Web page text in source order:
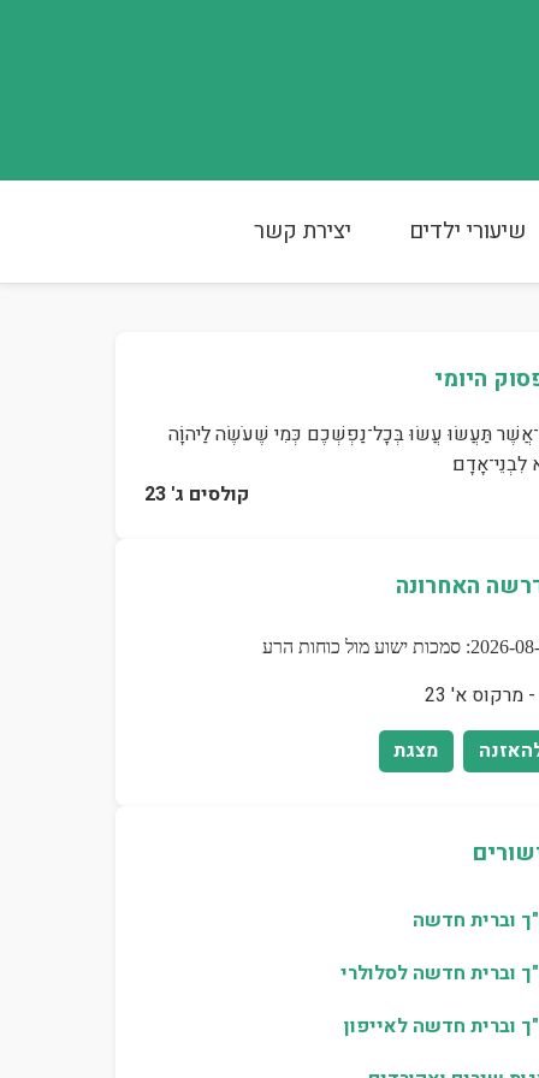
שיעורי ילדים יצירת קשר
היומי
תַּעֲשׂוּ עֲשׂוּ בְּכָל־נַפְשְׁכֶם כְּמִי שֶׁעֹשֶׂה לַיהוָֹה
לִבְנֵי־אָדָם׃
קולסים ג' 23
האחרונה
סמכות ישוע מול כוחות הרע
מרקוס א' 23
מצגת
וברית חדשה
וברית חדשה לסלולרי
וברית חדשה לאייפון